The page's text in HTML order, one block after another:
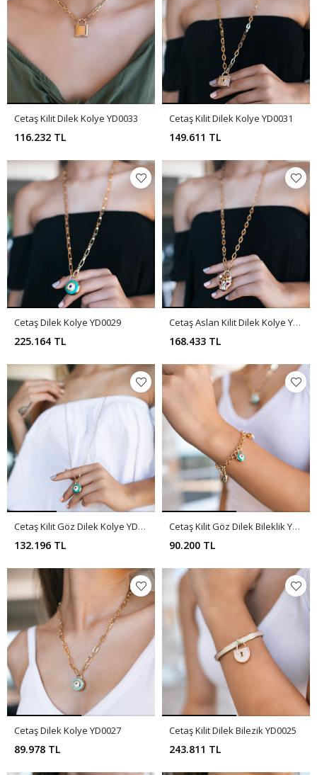
Cetaş Kilit Dilek Kolye YD0033
116.232 TL
Cetaş Kilit Dilek Kolye YD0031
149.611 TL
Cetaş Dilek Kolye YD0029
225.164 TL
Cetaş Aslan Kilit Dilek Kolye YD0030
168.433 TL
Cetaş Kilit Göz Dilek Kolye YD0028
132.196 TL
Cetaş Kilit Göz Dilek Bileklik YD0026
90.200 TL
Cetaş Dilek Kolye YD0027
89.978 TL
Cetaş Kilit Dilek Bilezik YD0025
243.811 TL